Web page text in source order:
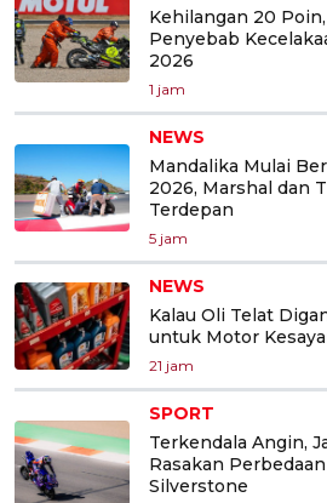
Kehilangan 20
Penyebab
2026
1 jam
NEWS
Mandalika Mulai
2026, Marshal dan
Terdepan
5 jam
NEWS
Kalau Oli Telat
untuk Motor
21 jam
SPORT
Terkendala Angin,
Rasakan
Silverstone